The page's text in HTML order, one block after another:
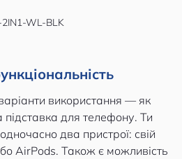
використання — як
підставка для телефону. Ти
два пристрої: свій
AirPods. Також є можливість